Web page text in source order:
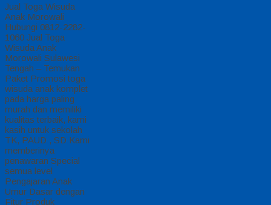
Jual Toga Wisuda
Anak Morowali
Hubungi 0812-2282-
1060 Jual Toga
Wisuda Anak
Morowali Sulawesi
Tengah – Temukan
Paket Promosi toga
wisuda anak komplet
pada harga paling
murah dan memiliki
kualitas terbaik, kami
kasih untuk sekolah
TK, PAUD , SD Kami
memberinya
penawaran Special
semua level
Pengajaran Anak
Umur Dasar dengan
Fitur Produk